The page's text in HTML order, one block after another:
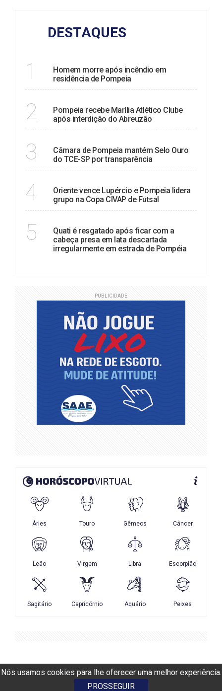
Nós usamos cookies para lhe oferecer uma melhor experiência.
PROSSEGUIR
DESTAQUES
1
Homem morre após incêndio em
residência de Pompeia
2
Pompeia recebe Marília Atlético Clube
após interdição do Abreuzão
3
Câmara de Pompeia mantém Selo Ouro
do TCE-SP por transparência
4
Oriente vence Lupércio e Pompeia lidera
grupo na Copa CIVAP de Futsal
5
Quati é resgatado após ficar com a
cabeça presa em lata descartada
irregularmente em estrada de Pompéia
PUBLICIDADE